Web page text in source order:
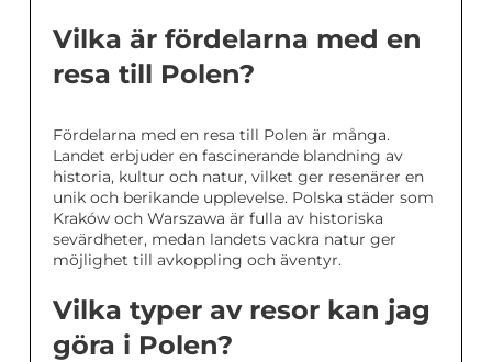
Vilka är fördelarna med en
resa till Polen?
Fördelarna med en resa till Polen är många.
Landet erbjuder en fascinerande blandning av
historia, kultur och natur, vilket ger resenärer en
unik och berikande upplevelse. Polska städer som
Kraków och Warszawa är fulla av historiska
sevärdheter, medan landets vackra natur ger
möjlighet till avkoppling och äventyr.
Vilka typer av resor kan jag
göra i Polen?